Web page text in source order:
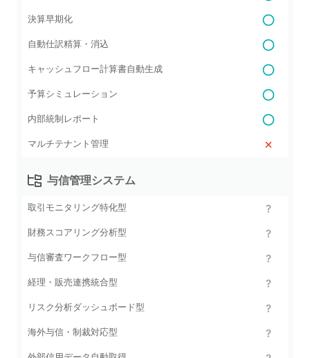
決算早期化
自動仕訳精算・消込
キャッシュフロー計算書自動生成
予算シミュレーション
内部統制レポート
マルチテナント管理
与信管理システム
取引モニタリング特化型
財務スコアリング分析型
与信審査ワークフロー型
経理・販売連携統合型
リスク分析ダッシュボード型
海外与信・制裁対応型